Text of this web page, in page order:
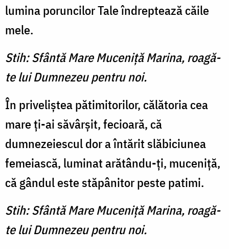
lumina poruncilor Tale îndreptează căile
mele.
Stih: Sfântă Mare Muceniţă Marina, roagă-
te lui Dumnezeu pentru noi.
În priveliştea pătimitorilor, călătoria cea
mare ţi-ai săvârşit, fecioară, că
dumnezeiescul dor a întărit slăbiciunea
femeiască, luminat arătându-ţi, muceniţă,
că gândul este stăpânitor peste patimi.
Stih: Sfântă Mare Muceniţă Marina, roagă-
te lui Dumnezeu pentru noi.